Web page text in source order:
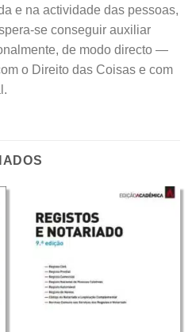
e na actividade das pessoas,
se conseguir auxiliar
de modo directo —
o Direito das Coisas e com